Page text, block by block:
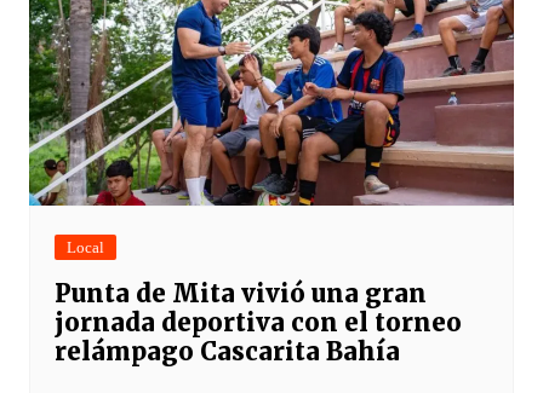
Local
Punta de Mita vivió una gran
jornada deportiva con el torneo
relámpago Cascarita Bahía